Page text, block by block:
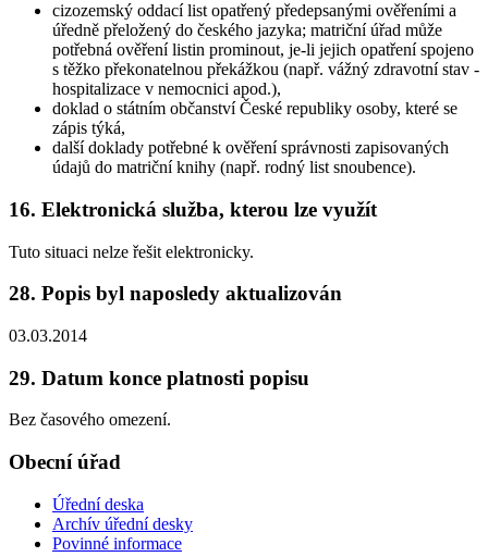
cizozemský oddací list opatřený předepsanými ověřeními a
úředně přeložený do českého jazyka; matriční úřad může
potřebná ověření listin prominout, je-li jejich opatření spojeno
s těžko překonatelnou překážkou (např. vážný zdravotní stav -
hospitalizace v nemocnici apod.),
doklad o státním občanství České republiky osoby, které se
zápis týká,
další doklady potřebné k ověření správnosti zapisovaných
údajů do matriční knihy (např. rodný list snoubence).
16. Elektronická služba, kterou lze využít
Tuto situaci nelze řešit elektronicky.
28. Popis byl naposledy aktualizován
03.03.2014
29. Datum konce platnosti popisu
Bez časového omezení.
Obecní úřad
Úřední deska
Archív úřední desky
Povinné informace